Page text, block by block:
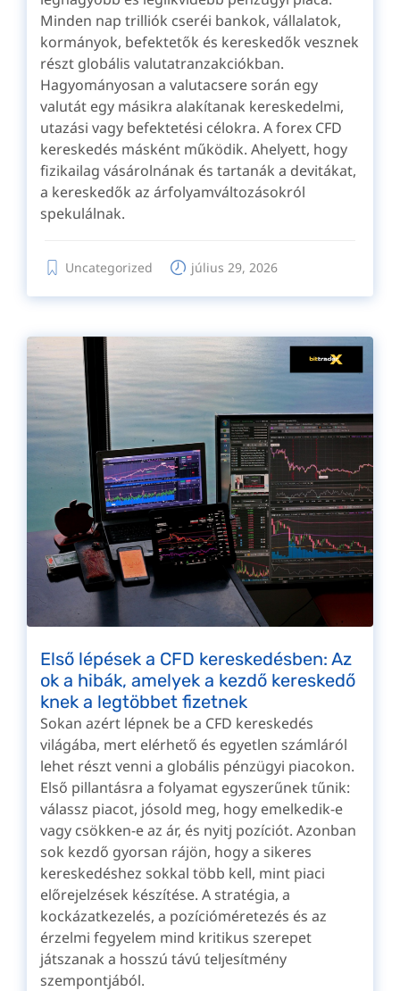
Minden nap trilliók cseréi bankok, vállalatok,
kormányok, befektetők és kereskedők vesznek
részt globális valutatranzakciókban.
Hagyományosan a valutacsere során egy
valutát egy másikra alakítanak kereskedelmi,
utazási vagy befektetési célokra. A forex CFD
kereskedés másként működik. Ahelyett, hogy
fizikailag vásárolnának és tartanák a devitákat,
a kereskedők az árfolyamváltozásokról
spekulálnak.
Uncategorized július 29, 2026
Első lépések a CFD kereskedésben: Az
ok a hibák, amelyek a kezdő kereskedő
knek a legtöbbet fizetnek
Sokan azért lépnek be a CFD kereskedés
világába, mert elérhető és egyetlen számláról
lehet részt venni a globális pénzügyi piacokon.
Első pillantásra a folyamat egyszerűnek tűnik:
válassz piacot, jósold meg, hogy emelkedik-e
vagy csökken-e az ár, és nyitj pozíciót. Azonban
sok kezdő gyorsan rájön, hogy a sikeres
kereskedéshez sokkal több kell, mint piaci
előrejelzések készítése. A stratégia, a
kockázatkezelés, a pozícióméretezés és az
érzelmi fegyelem mind kritikus szerepet
játszanak a hosszú távú teljesítmény
szempontjából.